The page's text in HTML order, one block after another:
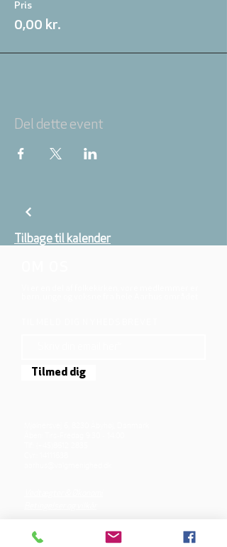
Pris
0,00 kr.
Del dette event
Tilbage til kalender
Tilmed dig